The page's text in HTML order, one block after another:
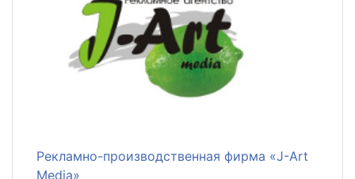
Рекламно-производственная фирма «J-Art
Media»